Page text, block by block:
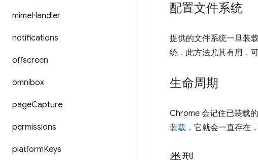
mimeHandler
notifications
offscreen
omnibox
pageCapture
permissions
platformKeys
配置文件系统
提供的文件系统一旦装
统，此方法尤其有用，
生命周期
Chrome 会记住已装载
装载 ，它就会一直存在